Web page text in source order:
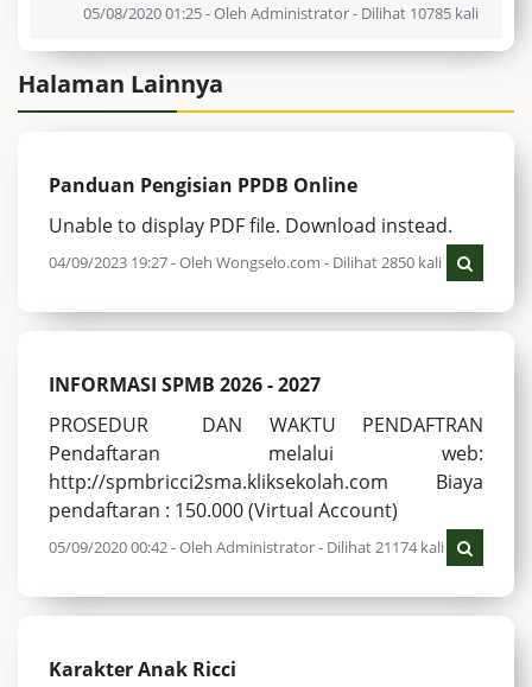
05/08/2020 01:25 - Oleh Administrator - Dilihat 10785 kali
Halaman Lainnya
Panduan Pengisian PPDB Online
Unable to display PDF file. Download instead.
04/09/2023 19:27 - Oleh Wongselo.com - Dilihat 2850 kali
INFORMASI SPMB 2026 - 2027
PROSEDUR DAN WAKTU PENDAFTRAN
Pendaftaran melalui web:
http://spmbricci2sma.kliksekolah.com Biaya
pendaftaran : 150.000 (Virtual Account)
05/09/2020 00:42 - Oleh Administrator - Dilihat 21174 kali
Karakter Anak Ricci